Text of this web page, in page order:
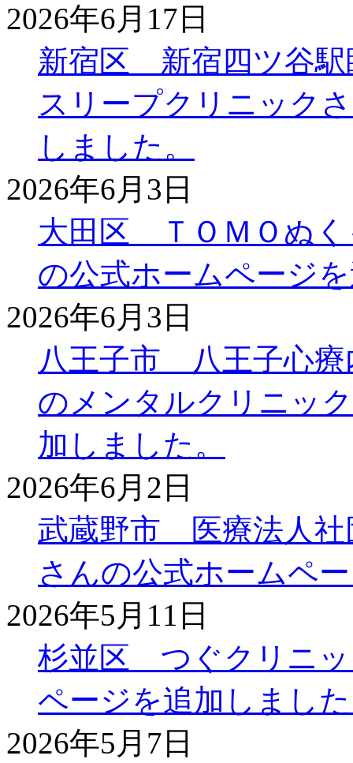
2026年6月17日
新宿区 新宿四ツ谷駅
スリープクリニック
しました。
2026年6月3日
大田区 ＴＯＭＯぬく
の公式ホームページ
2026年6月3日
八王子市 八王子心療
のメンタルクリニッ
加しました。
2026年6月2日
武蔵野市 医療法人
さんの公式ホームペ
2026年5月11日
杉並区 つぐクリニッ
ページを追加しまし
2026年5月7日